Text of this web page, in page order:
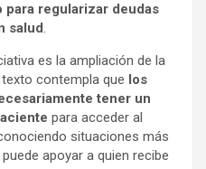
para regularizar deudas
salud.
es la ampliación de la
contempla que los
tener un
para acceder al
situaciones más
apoyar a quien recibe